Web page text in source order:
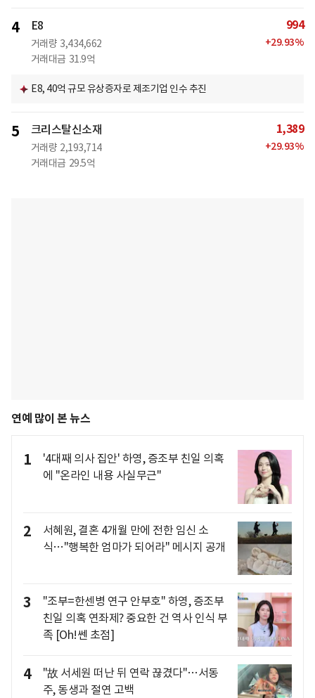
4 E8
거래량 3,434,662
거래대금 31.9억
994
+29.93%
E8, 40억 규모 유상증자로 제조기업 인수 추진
5 크리스탈신소재
거래량 2,193,714
거래대금 29.5억
1,389
+29.93%
연예 많이 본 뉴스
1
'4대째 의사 집안' 하영, 증조부 친일 의혹
에 "온라인 내용 사실무근"
2
서혜원, 결혼 4개월 만에 전한 임신 소
식…"행복한 엄마가 되어라" 메시지 공개
3
"조부=한센병 연구 안부호" 하영, 증조부
친일 의혹 연좌제? 중요한 건 역사 인식 부
족 [Oh!쎈 초점]
4
"故 서세원 떠난 뒤 연락 끊겼다"…서동
주, 동생과 절연 고백